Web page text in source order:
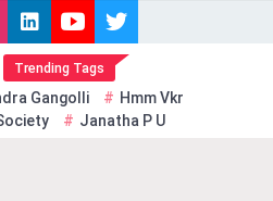
Trending Tags
Gangolli
Hmm Vkr
Janatha P U